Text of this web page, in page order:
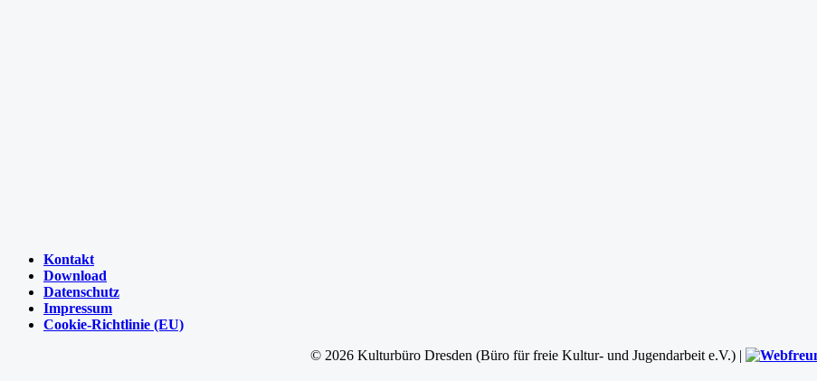
Kontakt
Download
Datenschutz
Impressum
Cookie-Richtlinie (EU)
© 2026 Kulturbüro Dresden (Büro für freie Kultur- und Jugendarbeit e.V.) |